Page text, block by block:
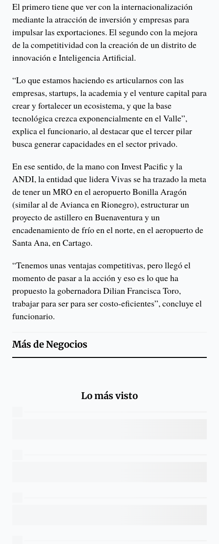
El primero tiene que ver con la internacionalización
mediante la atracción de inversión y empresas para
impulsar las exportaciones. El segundo con la mejora
de la competitividad con la creación de un distrito de
innovación e Inteligencia Artificial.
“Lo que estamos haciendo es articularnos con las
empresas, startups, la academia y el venture capital para
crear y fortalecer un ecosistema, y que la base
tecnológica crezca exponencialmente en el Valle”,
explica el funcionario, al destacar que el tercer pilar
busca generar capacidades en el sector privado.
En ese sentido, de la mano con Invest Pacific y la
ANDI, la entidad que lidera Vivas se ha trazado la meta
de tener un MRO en el aeropuerto Bonilla Aragón
(similar al de Avianca en Rionegro), estructurar un
proyecto de astillero en Buenaventura y un
encadenamiento de frío en el norte, en el aeropuerto de
Santa Ana, en Cartago.
“Tenemos unas ventajas competitivas, pero llegó el
momento de pasar a la acción y eso es lo que ha
propuesto la gobernadora Dilian Francisca Toro,
trabajar para ser para ser costo-eficientes”, concluye el
funcionario.
Más deNegocios
Lo más visto